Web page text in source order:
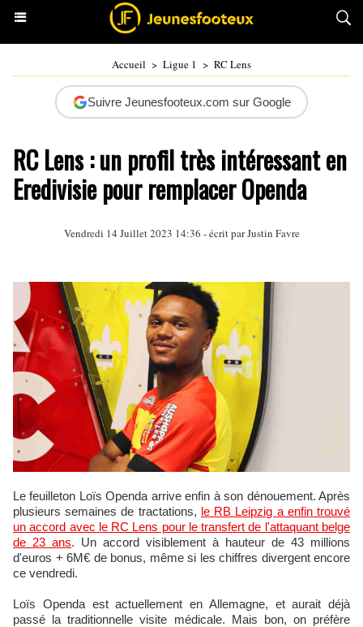
Accueil > Ligue 1 > RC Lens
Suivre Jeunesfooteux.com sur Google
RC Lens : un profil très intéressant en
Eredivisie pour remplacer Openda
Vendredi 14 Juillet 2023 14:36 - écrit parJustin Favre
Le feuilleton Loïs Openda arrive enfin à son dénouement. Après
plusieurs semaines de tractations, le RB Leipzig a enfin trouvé
un accord avec le RC Lens pour le transfert de l'attaquant belge
de 23 ans. Un accord visiblement à hauteur de 43 millions
d'euros + 6M€ de bonus, même si les chiffres divergent encore
ce vendredi.
Loïs Openda est actuellement en Allemagne, et aurait déjà
passé la traditionnelle visite médicale. Mais bon, on préfère